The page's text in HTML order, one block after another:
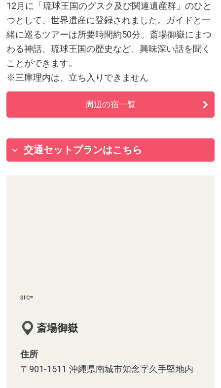
12月に「琉球王国のグスク及び関連遺産群」のひと
つとして、世界遺産に登録されました。ガイドと一
緒に巡るツアーは所要時間約50分。斎場御嶽にまつ
わる神話、琉球王国の歴史など、興味深い話を聞く
ことができます。
※三庫理内は、立ち入りできません
周辺の宿一覧
交通セットプランはこちら
src=
斎場御嶽
住所
〒901-1511 沖縄県南城市知念字久手堅地内